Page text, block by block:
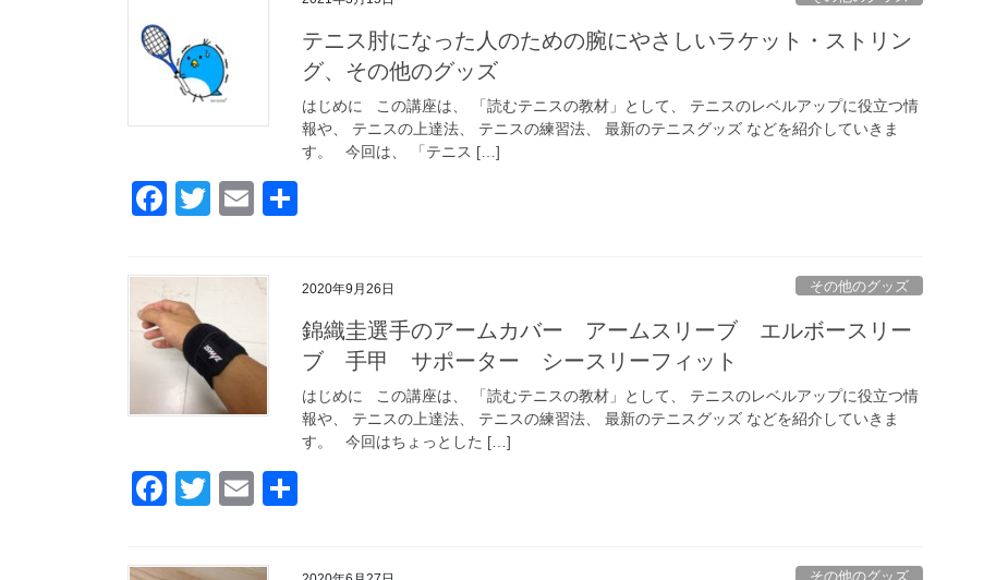
テニス肘になった人のための腕にやさしいラケット・ストリン
グ、その他のグッズ
はじめに この講座は、 「読むテニスの教材」として、 テニスのレベルアップに役立つ情
報や、 テニスの上達法、 テニスの練習法、 最新のテニスグッズ などを紹介していきま
す。 今回は、 「テニス […]
F
c
e
b
o
o
T
tt
E
ail
2020年9月26日 その他のグッズ
錦織圭選手のアームカバー アームスリーブ エルボースリー
ブ 手甲 サポーター シースリーフィット
はじめに この講座は、 「読むテニスの教材」として、 テニスのレベルアップに役立つ情
報や、 テニスの上達法、 テニスの練習法、 最新のテニスグッズ などを紹介していきま
す。 今回はちょっとした […]
F
c
T
tt
E
ail
その他のグッズ